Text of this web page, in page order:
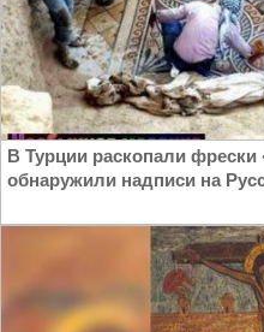
В Турции раскопали фрески
обнаружили надписи на